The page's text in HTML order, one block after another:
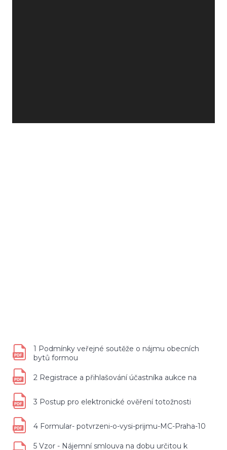
1 Podmínky veřejné soutěže o nájmu obecních
bytů formou
2 Registrace a přihlašování účastníka aukce na
3 Postup pro elektronické ověření totožnosti
4 Formular- potvrzeni-o-vysi-prijmu-MC-Praha-10
5 Vzor - Nájemní smlouva na dobu určitou k